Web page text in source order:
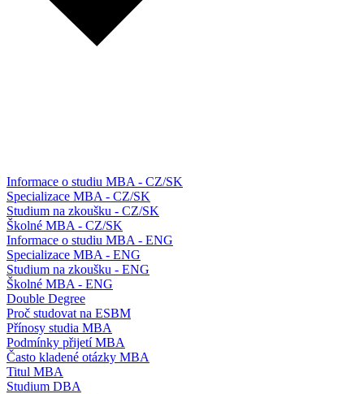
Informace o studiu MBA - CZ/SK
Specializace MBA - CZ/SK
Studium na zkoušku - CZ/SK
Školné MBA - CZ/SK
Informace o studiu MBA - ENG
Specializace MBA - ENG
Studium na zkoušku - ENG
Školné MBA - ENG
Double Degree
Proč studovat na ESBM
Přínosy studia MBA
Podmínky přijetí MBA
Často kladené otázky MBA
Titul MBA
Studium DBA